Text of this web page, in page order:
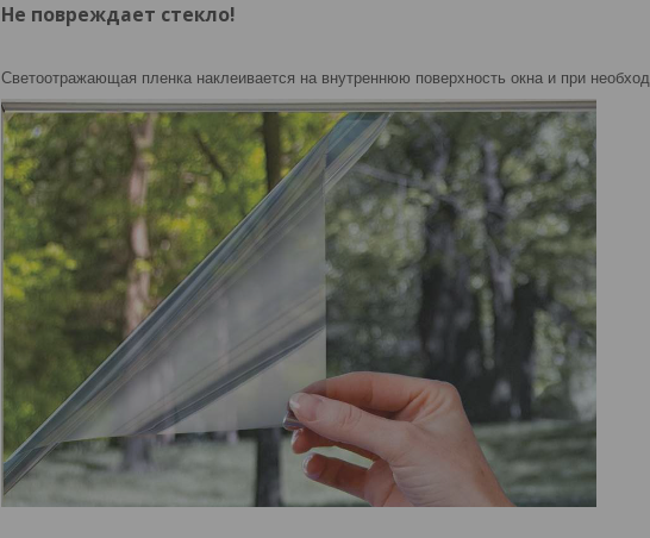
Не повреждает стекло!
Светоотражающая пленка наклеивается на внутреннюю поверхность окна и при